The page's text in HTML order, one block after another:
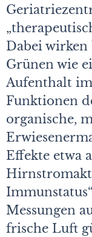
Dabei
Grünen wie
Aufenthalt
Funktionen
organische,
Effekte etwa
Messungen
frische Luft